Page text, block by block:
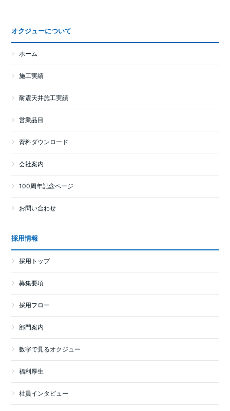
オクジューについて
ホーム
施工実績
耐震天井施工実績
営業品目
資料ダウンロード
会社案内
100周年記念ページ
お問い合わせ
採用情報
採用トップ
募集要項
採用フロー
部門案内
数字で見るオクジュー
福利厚生
社員インタビュー